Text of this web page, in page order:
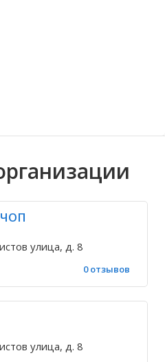
область
ЧОП
улица, д. 8
0 отзывов
улица, д. 8